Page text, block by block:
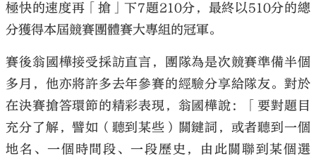
極快的速度再「搶」下7題210分，最終以510分的總
分獲得本屆競賽團體賽大專組的冠軍。
賽後翁國樺接受採訪直言，團隊為是次競賽準備半個
多月，他亦將許多去年參賽的經驗分享給隊友。對於
在決賽搶答環節的精彩表現，翁國樺說：「要對題目
充分了解，譬如（聽到某些）關鍵詞，或者聽到一個
地名、一個時間段、一段歷史，由此關聯到某個選